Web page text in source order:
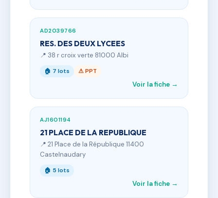
AD2039766
RES. DES DEUX LYCEES
📍 38 r croix verte 81000 Albi
🏠 7 lots ⚠ PPT
Voir la fiche →
AJ1601194
21 PLACE DE LA REPUBLIQUE
📍 21 Place de la République 11400
Castelnaudary
🏠 5 lots
Voir la fiche →